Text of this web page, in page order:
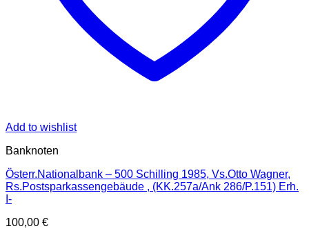
Add to wishlist
Banknoten
Österr.Nationalbank – 500 Schilling 1985, Vs.Otto Wagner,
Rs.Postsparkassengebäude , (KK.257a/Ank 286/P.151) Erh.
I-
100,00 €